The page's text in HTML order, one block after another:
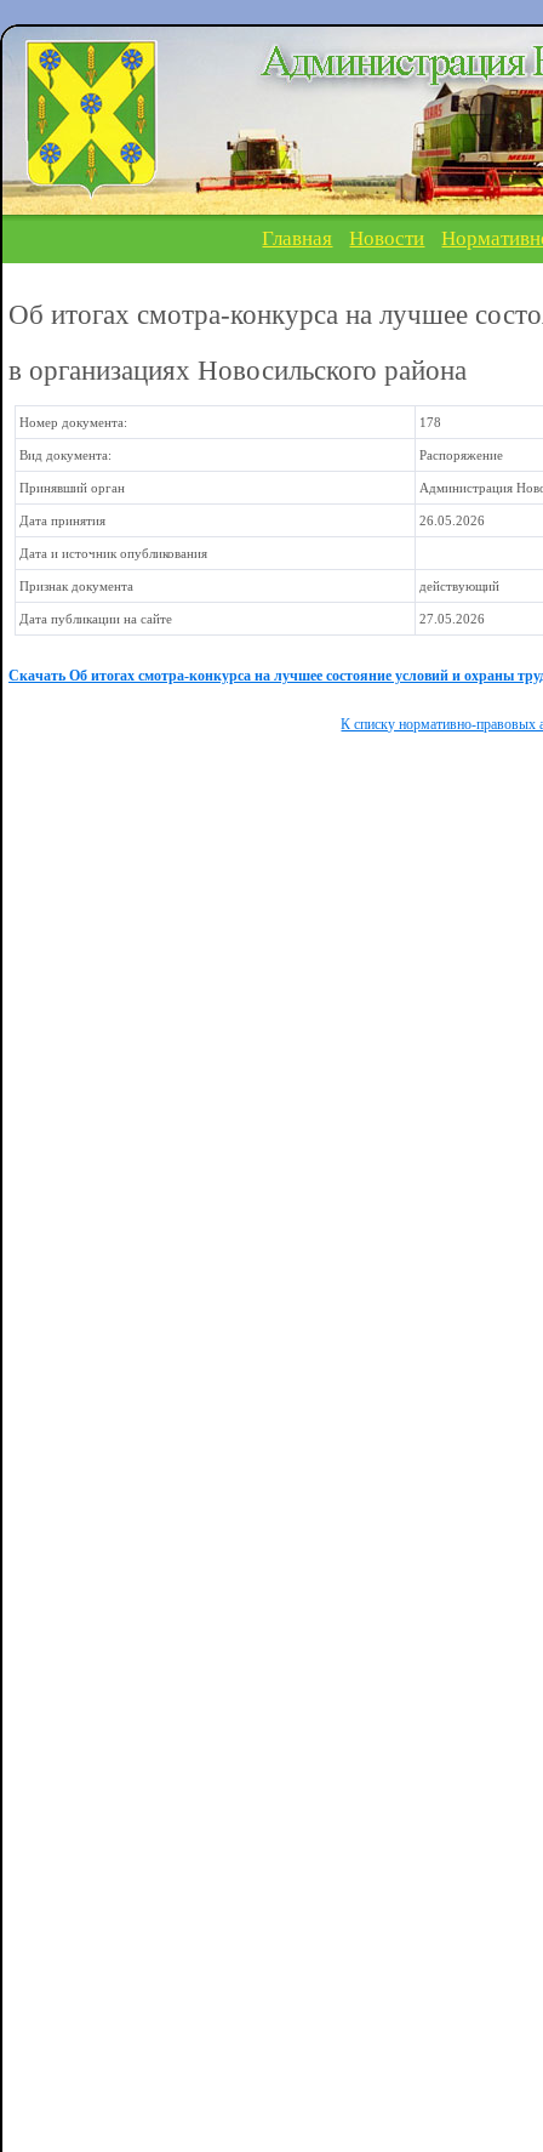
Главная Новости
Об итогах смотра-конкурса на лучшее
в организациях Новосильского района
Номер документа: 178
Вид документа: Распоряжение
Принявший орган Администрация
Дата принятия 26.05.2026
Дата и источник опубликования
Признак документа действующий
Дата публикации на сайте 27.05.2026
Скачать Об итогах смотра-конкурса на лучшее состояние условий и охраны
К списку нормативно-правовых